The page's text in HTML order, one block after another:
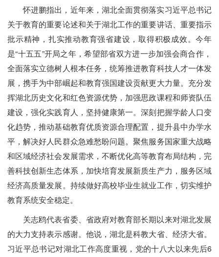
怀进鹏指出，近年来，湖北全面贯彻落实习近平总书记
关于教育的重要论述和关于湖北工作的重要讲话、重要指示
批示精神，扎实推动教育强省建设，取得积极成效。今年
是“十五五”开局之年，希望部省双方进一步加强会商合作，
全面落实立德树人根本任务，统筹推进教育科技人才一体发
展，携手为中部崛起和教育强国建设贡献更大力量。充分发
挥湖北历史文化和红色资源优势，加强思政课程和师资队伍
建设，强化实践育人，坚持健康第一。深刻把握学龄人口变
化趋势，推动基础教育优质资源合理配置，提升县中办学水
平，解决好人民群众急难愁盼问题。聚焦服务国家重大战略
和区域经济社会发展需求，不断优化高等教育布局结构，完
善科技创新生态体系，加快培育发展新质生产力，服务区域
经济高质量发展。持续做好高校毕业生就业工作，切实维护
教育系统安全稳定。
关志鸥代表省委、省政府对教育部长期以来对湖北发展
的大力支持表示感谢。他说，湖北是科教大省、经济大省。
习近平总书记对湖北工作高度重视，党的十八大以来先后6